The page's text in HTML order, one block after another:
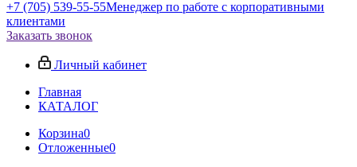
+7 (705) 539-55-55Менеджер по работе с корпоративными
клиентами
Заказать звонок
Личный кабинет
Главная
КАТАЛОГ
Корзина0
Отложенные0